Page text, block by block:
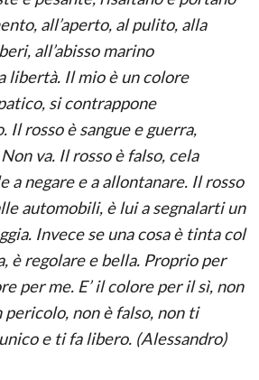
all’aperto, al pulito, alla
all’abisso marino
libertà. Il mio è un colore
si contrappone
Il rosso è sangue e guerra,
va. Il rosso è falso, cela
a negare e a allontanare. Il rosso
automobili, è lui a segnalarti un
Invece se una cosa è tinta col
è regolare e bella. Proprio per
per me. E’ il colore per il sì, non
pericolo, non è falso, non ti
e ti fa libero. (Alessandro)